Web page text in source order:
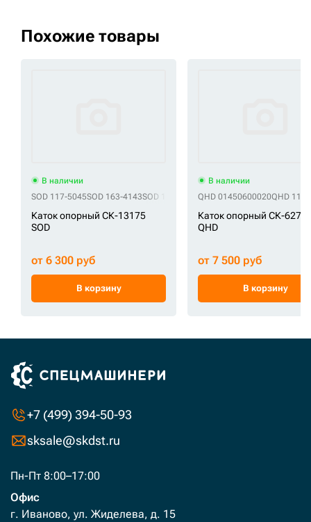
Похожие товары
В наличии
SOD 117-5045SOD 163-4143SOD 163-4143-1SOD 163-4143-2SOD 163-
Каток опорный СК-13175
SOD
от 6 300 руб
В корзину
В наличии
QHD 01450600020QHD
Каток опорный СК-
QHD
от 7 500 руб
В корзину
+7 (499) 394-50-93
sksale@skdst.ru
Пн-Пт 8:00–17:00
Офис
г. Иваново, ул. Жиделева, д. 15